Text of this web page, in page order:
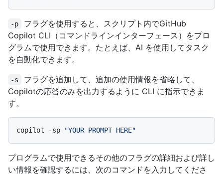
-p
フラグを使用すると、スクリプト内でGitHub
Copilot CLI（コマンドラインインターフェース）をプロ
グラムで使用できます。たとえば、AI を使用してタスク
を自動化できます。
-s
フラグを追加して、追加の使用情報を省略して、
Copilotの応答のみを出力するように CLI に指示できま
す。
copilot -sp "YOUR PROMPT HERE"
プログラムで使用できるその他のフラグの詳細および詳し
い情報を確認するには、次のコマンドを入力してくださ